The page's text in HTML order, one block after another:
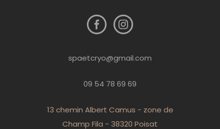
spaetcryo@gmail.com
09 54 78 69 69
13 chemin Albert Camus - zone de
Champ Fila - 38320 Poisat